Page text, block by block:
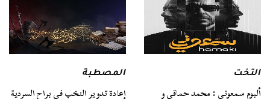
التخت
ألبوم سمعوني : محمد حماقي و
المصطبة
إعادة تدوير النخب في براح السردية